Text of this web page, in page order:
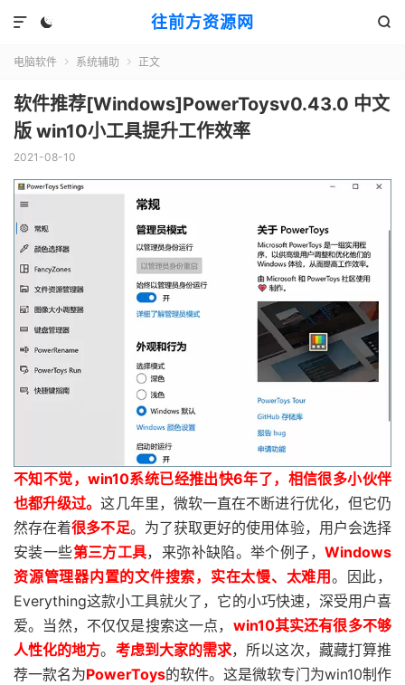
往前方资源网
 

电脑软件  系统辅助  正文
软件推荐[Windows]PowerToysv0.43.0 中文
版 win10小工具提升工作效率
2021-08-10
不知不觉，win10系统已经推出快6年了，相信很多小伙伴
也都升级过。这几年里，微软一直在不断进行优化，但它仍
然存在着很多不足。为了获取更好的使用体验，用户会选择
安装一些第三方工具，来弥补缺陷。举个例子，Windows
资源管理器内置的文件搜索，实在太慢、太难用 。因此，
Everything这款小工具就火了，它的小巧快速，深受用户喜
爱。当然，不仅仅是搜索这一点， win10其实还有很多不够
人性化的地方。 考虑到大家的需求，所以这次，藏藏打算推
荐一款名为PowerToys的软件。这是微软专门为win10制作